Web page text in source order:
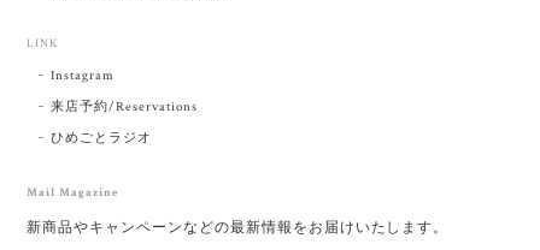
LINK
Instagram
来店予約/Reservations
ひめごとラジオ
Mail Magazine
新商品やキャンペーンなどの最新情報をお届けいたします。